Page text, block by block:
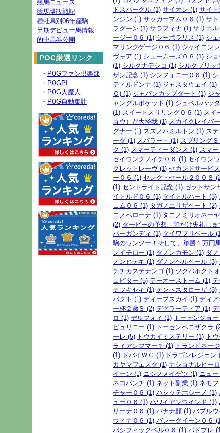
ドスパークル (1) サイオン (1) サイト
ンジン (1) サッカーマム０６ (1) サト
ラグーン (1) サラフィナ (1) サリエル
ージー０６ (1) シーポラリス (1) シ
マリングゲージ０６ (1) シャイニン
ヴォア (1) シュームーズ０６ (1) シ
(1) シルクナデシコ (1) シルクブリッ
ザン記念 (1) シンフォニー０６ (1)
ティルドンナ (1) ジャスタウェイ (1)
Ｃ) (1) ジャパンカップダート (1) ジ
ャングルポケット (1) ジュベルハッ
(1) スイートスリリング０６ (1) スイ
ョウ）が大怪我 (1) スカイクレイバ
グナー (1) スズノハミルトン (1) ス
ーダ (1) スパラート (1) スプリングＳ
ク (1) スマーティーダンス (1) スマ
セイウンクノイチ０６ (1) セイウン
クレットレーヴ (1) セカンドサービ
ー０６ (1) セレクトセール２００８
(1) セントライト記念 (1) ゼットサン
イトルド０６ (1) タイトルパート (3)
ェム０６ (1) タガノエリザベート (2)
ニノベローナ (1) タニノミリオネー
(2) ダービーの予想、印だけ失礼しま
バーガンディ (1) ダイワプリベール
駒のワンツー！そして、単勝１万円
ンイチロー (1) ダノンカモン (1) ダ
ノンヒデキ (1) ダノンベルベール (3)
チチカステナンゴ (1) ツクバホクト
ュピター (5) テーオーストーム (1)
テツキセキ (1) テンペスタローザ (3)
パクト (1) ディープスカイ (1) ディア
ー杯２歳Ｓ (2) デグラーティア (1) デ
ロ (1) デルフォイ (1) トーセンジョ
ピュリニー (1) トーセンベニザクラ
ーレ (5) トウカイミステリー (1) ト
ライアンフマーチ (1) トランドネー
(1) ドバイＷＣ (1) ドラゴンレジェン
カヤマフェスタ (1) ナショナルヒー
イーン (1) ニシノメイゲツ (1) ニュ
ネコパンチ (1) ネット副業 (1) ネモ
チャー０６ (1) ハシッテホシーノ (1)
ュー０６ (1) ハワイアンウインド (1)
リーナ０６ (1) バナナ顔 (1) バブル
ウィナ０６ (1) バレークイーン０６
パシフィックベル０６ (1) パドブレ
競馬ニュース
競馬場観戦記
種牡馬別06年産駒
早期デビュー馬情報
的中馬券公開
POG厳選リンク
・ POGファン倶楽部
・ POGPI
・ POG大魔人
・ POG自動集計